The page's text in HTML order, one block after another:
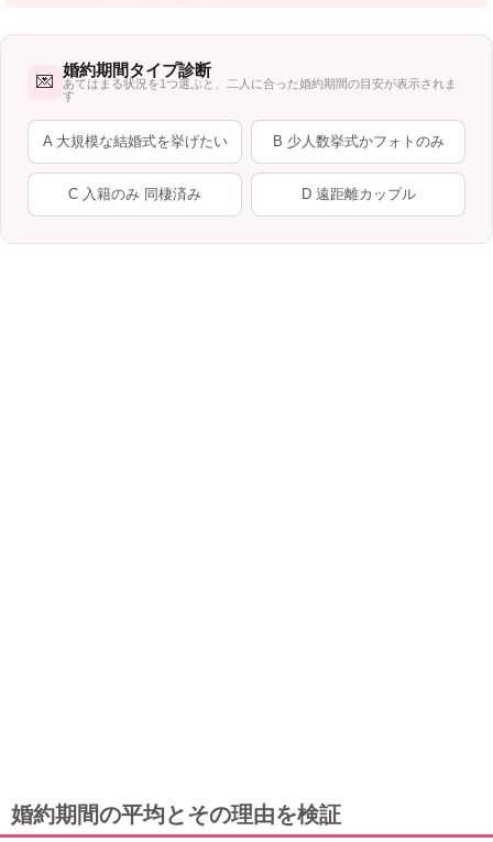
💌
婚約期間タイプ診断
あてはまる状況を1つ選ぶと、二人に合った婚約期間の目安が表示されま
す
A 大規模な結婚式を挙げたい B 少人数挙式かフォトのみ
C 入籍のみ 同棲済み D 遠距離カップル
婚約期間の平均とその理由を検証